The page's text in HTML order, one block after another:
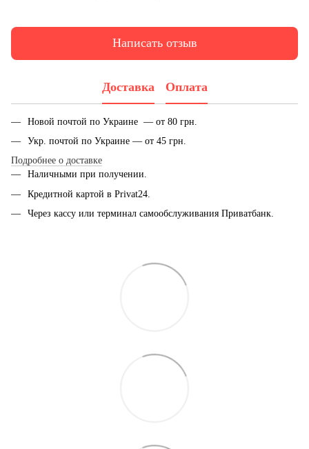
Написать отзыв
Доставка Оплата
Новой почтой по Украине — от 80 грн.
Укр. почтой по Украине — от 45 грн.
Подробнее о доставке
Наличными при получении.
Кредитной картой в Privat24.
Через кассу или терминал самообслуживания Приватбанк.